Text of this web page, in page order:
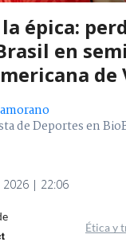
épica:
en
de Deportes en
2026 | 22:06
Ética y